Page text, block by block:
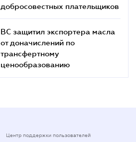
добросовестных плательщиков
ВС защитил экспортера масла
от доначислений по
трансфертному
ценообразованию
Центр поддержки пользователей